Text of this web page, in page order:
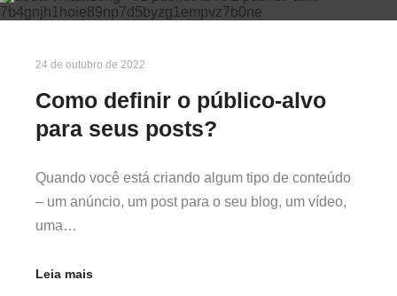
24 de outubro de 2022
Como definir o público-alvo
para seus posts?
Quando você está criando algum tipo de conteúdo
– um anúncio, um post para o seu blog, um vídeo,
uma…
Leia mais